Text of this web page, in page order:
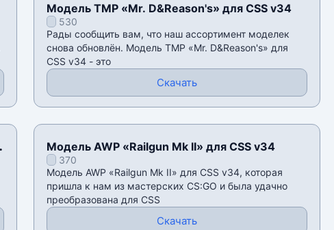
Модель TMP «Mr. D&Reason's» для CSS v34
530
Рады сообщить вам, что наш ассортимент моделек
снова обновлён. Модель TMP «Mr. D&Reason's» для
CSS v34 - это
Скачать
Модель AWP «Railgun Mk II» для CSS v34
370
Модель AWP «Railgun Mk II» для CSS v34, которая
пришла к нам из мастерских CS:GO и была удачно
преобразована для CSS
Скачать